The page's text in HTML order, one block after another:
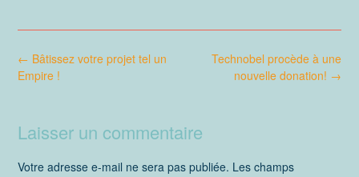
Post
navigation
Technobel procède à une
nouvelle donation! →
← Bâtissez votre projet tel un
Empire !
Laisser un commentaire
Votre adresse e-mail ne sera pas publiée. Les champs